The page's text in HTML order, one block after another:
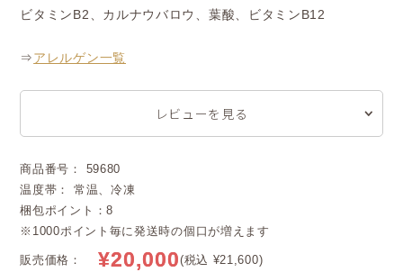
ビタミンB2、カルナウバロウ、葉酸、ビタミンB12
⇒アレルゲン一覧
レビューを見る
商品番号： 59680
温度帯： 常温、冷凍
梱包ポイント：8
※1000ポイント毎に発送時の個口が増えます
販売価格： ¥20,000(税込 ¥21,600)